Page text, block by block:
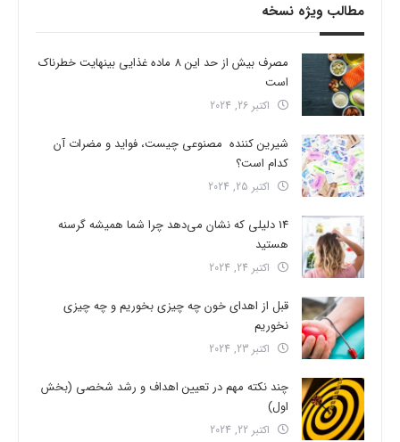
مطالب ویژه نسخه
مصرف بیش از حد این 8 ماده غذایی بینهایت خطرناک
است
اکتبر 26, 2024
شیرین کننده مصنوعی چیست، فواید و مضرات آن
کدام است؟
اکتبر 25, 2024
14 دلیلی که نشان می‌دهد چرا شما همیشه گرسنه
هستید
اکتبر 24, 2024
قبل از اهدای خون چه چیزی بخوریم و چه چیزی
نخوریم
اکتبر 23, 2024
چند نکته مهم در تعیین اهداف و رشد شخصی (بخش
اول)
اکتبر 22, 2024